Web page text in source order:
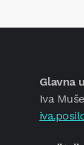
Glavna
Iva